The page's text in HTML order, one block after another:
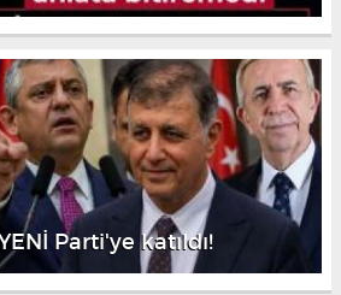
Parti'ye katıldı!